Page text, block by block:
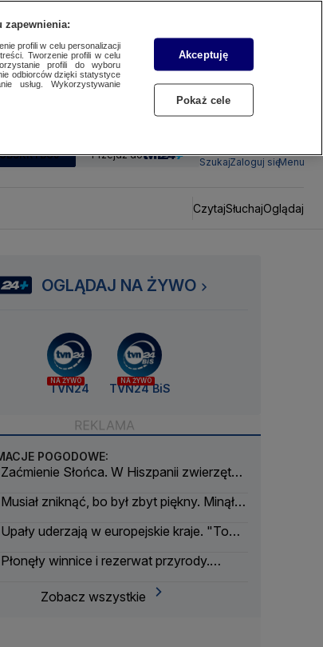
Przejdź do
SzukajZaloguj sięMenu
CzytajSłuchajOglądaj
OGLĄDAJ NA ŻYWO
NA ŻYWO
TVN24
NA ŻYWO
TVN24 BiS
POGODOWE:
Zaćmienie Słońca. W Hiszpanii zwierzęta
Musiał zniknąć, bo był zbyt piękny. Minął
Upały uderzają w europejskie kraje. "To
Płonęły winnice i rezerwat przyrody.
Zobacz wszystkie
zapewnienia:
profili w celu personalizacji
Tworzenie profili w celu
profili do wyboru
odbiorców dzięki statystyce
usług. Wykorzystywanie
Akceptuję
Pokaż cele